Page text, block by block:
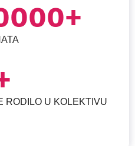
RODILO U KOLEKTIVU